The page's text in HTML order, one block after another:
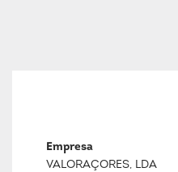
Empresa
VALORAÇORES, LDA